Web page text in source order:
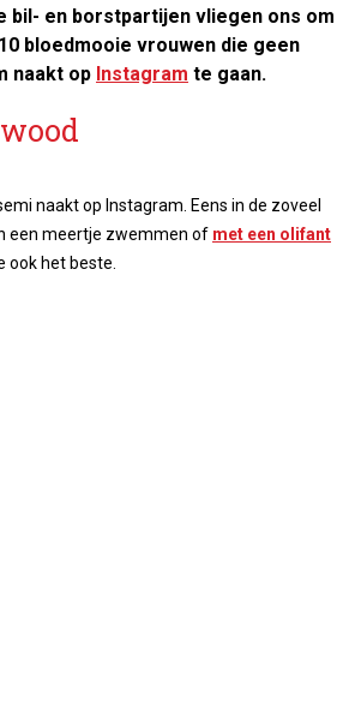
bil- en borstpartijen vliegen ons om
bloedmooie vrouwen die geen
naakt op Instagram te gaan.
naakt op Instagram. Eens in de zoveel
een meertje zwemmen of met een olifant
ook het beste.